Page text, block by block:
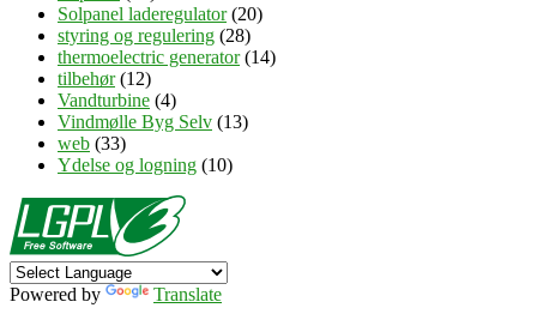
Solpanel laderegulator(20)
styring og regulering (28)
thermoelectric generator(14)
tilbehør(12)
Vandturbine (4)
Vindmølle Byg Selv (13)
web (33)
Ydelse og logning (10)
Powered by Translate